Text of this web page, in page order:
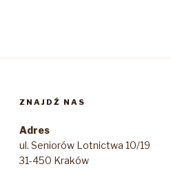
ZNAJDŹ NAS
Adres
ul. Seniorów Lotnictwa 10/19
31-450 Kraków